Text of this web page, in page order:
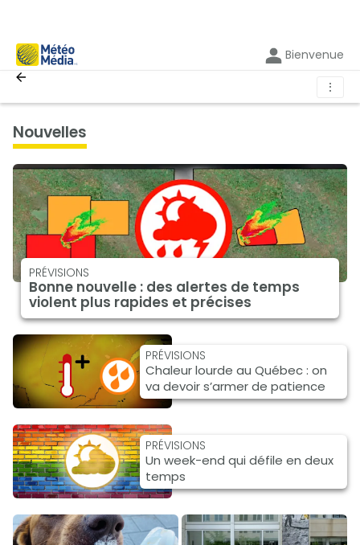
Bienvenue
⋮
nouvelles
PRÉVISIONS
Bonne nouvelle : des alertes de temps
violent plus rapides et précises
PRÉVISIONS
Chaleur lourde au Québec : on
va devoir s’armer de patience
PRÉVISIONS
Un week-end qui défile en deux
temps